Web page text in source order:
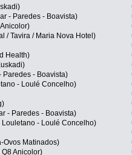
- Paredes - Boavista)
/ Tavira / Maria Nova Hotel)
Health)
Paredes - Boavista)
- Loulé Concelho)
- Paredes - Boavista)
- Loulé Concelho)
Ovos Matinados)
Anicolor)